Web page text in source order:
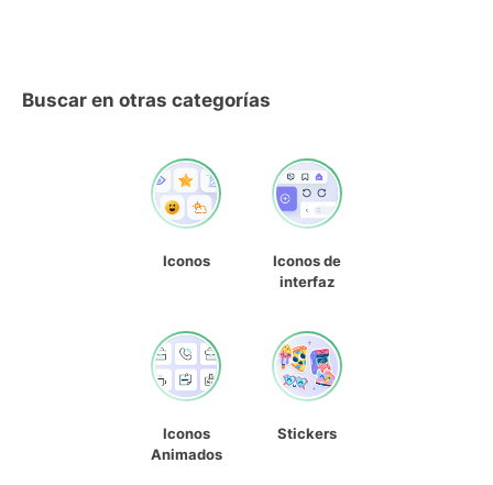
Buscar en otras categorías
Iconos
Iconos de
interfaz
Iconos
Animados
Stickers